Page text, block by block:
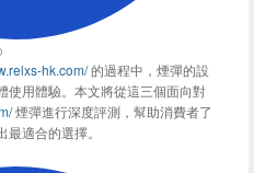
hk.com/的過程中，煙彈的設
使用體驗。本文將從這三個面向對
煙彈進行深度評測，幫助消費者了
適合的選擇。